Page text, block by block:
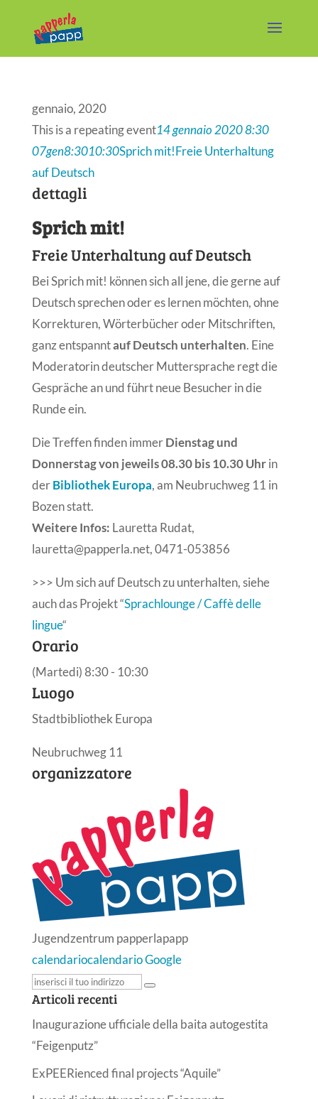
gennaio, 2020
This is a repeating event14 gennaio 2020 8:30
07gen8:3010:30Sprich mit!Freie Unterhaltung
auf Deutsch
dettagli
Sprich mit!
Freie Unterhaltung auf Deutsch
Bei Sprich mit! können sich all jene, die gerne auf
Deutsch sprechen oder es lernen möchten, ohne
Korrekturen, Wörterbücher oder Mitschriften,
ganz entspanntauf Deutsch unterhalten. Eine
Moderatorin deutscher Muttersprache regt die
Gespräche an und führt neue Besucher in die
Runde ein.
Die Treffen finden immerDienstag und
Donnerstag von jeweils 08.30 bis 10.30 Uhrin
derBibliothek Europa, am Neubruchweg 11 in
Bozen statt.
Weitere Infos: Lauretta Rudat,
lauretta@papperla.net, 0471-053856
>>> Um sich auf Deutsch zu unterhalten, siehe
auch das Projekt “Sprachlounge / Caffè delle
lingue“
Orario
(Martedi) 8:30 - 10:30
Luogo
Stadtbibliothek Europa
Neubruchweg 11
organizzatore
Jugendzentrum papperlapapp
calendariocalendario Google
Articoli recenti
Inaugurazione ufficiale della baita autogestita
“Feigenputz”
ExPEERienced final projects “Aquile”